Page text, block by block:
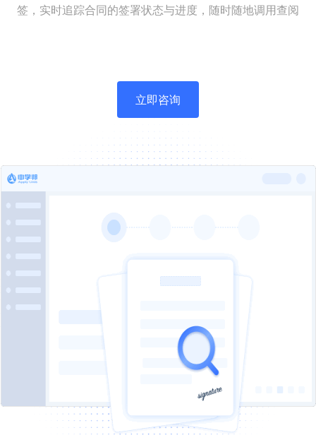
签，实时追踪合同的签署状态与进度，随时随地调用查阅
立即咨询